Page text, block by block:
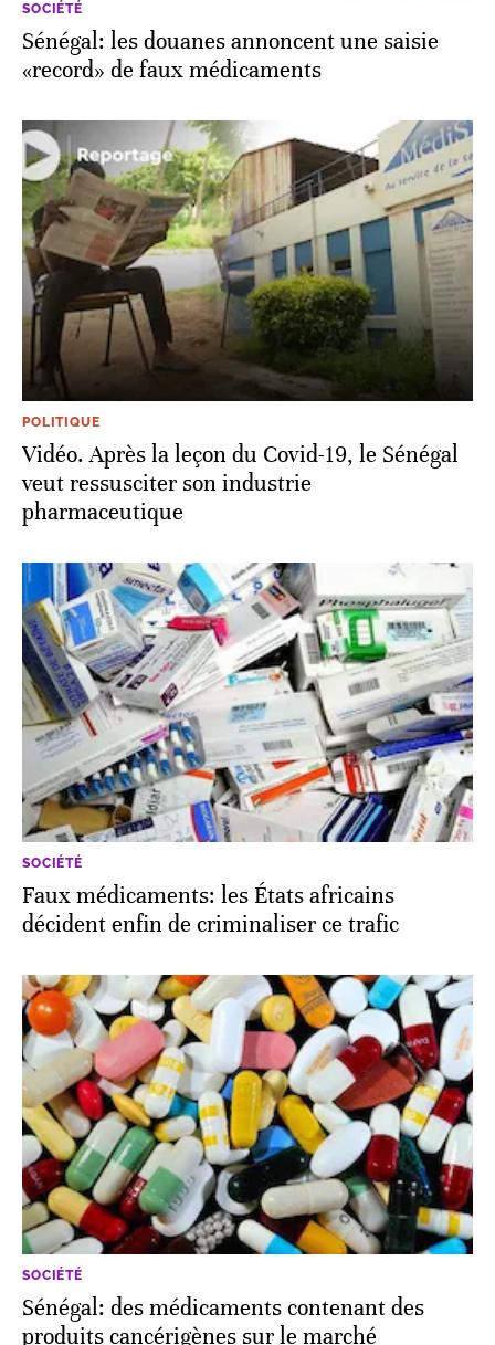
SOCIÉTÉ
Sénégal: les douanes annoncent une saisie
«record» de faux médicaments
POLITIQUE
Vidéo. Après la leçon du Covid-19, le Sénégal
veut ressusciter son industrie
pharmaceutique
SOCIÉTÉ
Faux médicaments: les États africains
décident enfin de criminaliser ce trafic
SOCIÉTÉ
Sénégal: des médicaments contenant des
produits cancérigènes sur le marché